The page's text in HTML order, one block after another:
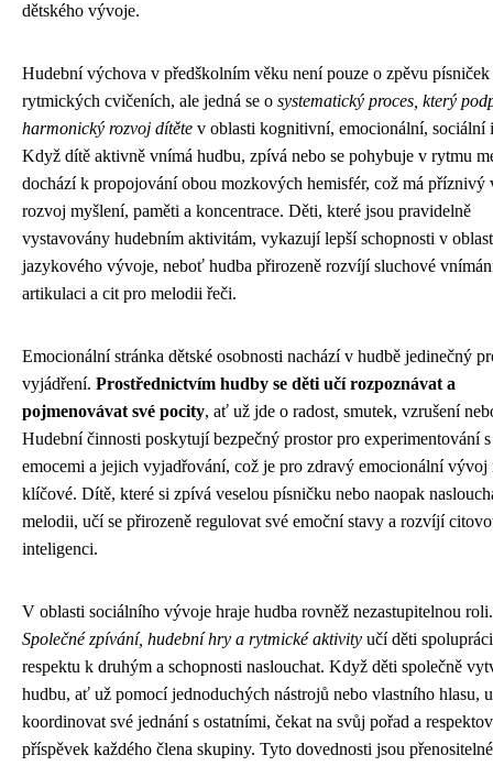
dětského vývoje.
Hudební výchova v předškolním věku není pouze o zpěvu
rytmických cvičeních, ale jedná se o systematický proces, který
harmonický rozvoj dítěte v oblasti kognitivní, emocionální, sociální
Když dítě aktivně vnímá hudbu, zpívá nebo se pohybuje v rytmu
dochází k propojování obou mozkových hemisfér, což má příznivý
rozvoj myšlení, paměti a koncentrace. Děti, které jsou pravidelně
vystavovány hudebním aktivitám, vykazují lepší schopnosti v
jazykového vývoje, neboť hudba přirozeně rozvíjí sluchové
artikulaci a cit pro melodii řeči.
Emocionální stránka dětské osobnosti nachází v hudbě jedinečný
vyjádření. Prostřednictvím hudby se děti učí rozpoznávat a
pojmenovávat své pocity, ať už jde o radost, smutek, vzrušení
Hudební činnosti poskytují bezpečný prostor pro experimentování
emocemi a jejich vyjadřování, což je pro zdravý emocionální vývoj
klíčové. Dítě, které si zpívá veselou písničku nebo naopak
melodii, učí se přirozeně regulovat své emoční stavy a rozvíjí
inteligenci.
V oblasti sociálního vývoje hraje hudba rovněž nezastupitelnou roli.
Společné zpívání, hudební hry a rytmické aktivity učí děti
respektu k druhým a schopnosti naslouchat. Když děti společně
hudbu, ať už pomocí jednoduchých nástrojů nebo vlastního hlasu,
koordinovat své jednání s ostatními, čekat na svůj pořad a
příspěvek každého člena skupiny. Tyto dovednosti jsou